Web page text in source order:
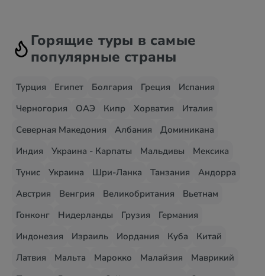
Горящие туры в самые
популярные страны
Турция Египет Болгария Греция
Испания
Черногория
ОАЭ Кипр Хорватия
Италия
Северная Македония
Албания
Доминикана
Индия
Украина - Карпаты Мальдивы
Мексика
Тунис
Украина Шри-Ланка Танзания
Андорра
Австрия
Венгрия Великобритания
Вьетнам
Гонконг
Нидерланды Грузия
Германия
Индонезия
Израиль Иордания Куба
Китай
Латвия
Мальта Марокко Малайзия
Маврикий